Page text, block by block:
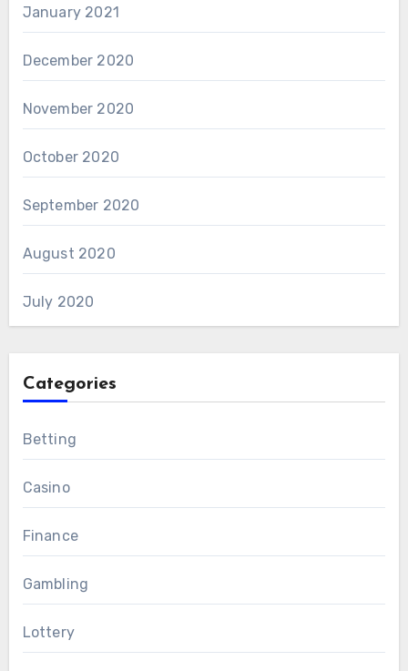
January 2021
December 2020
November 2020
October 2020
September 2020
August 2020
July 2020
Categories
Betting
Casino
Finance
Gambling
Lottery